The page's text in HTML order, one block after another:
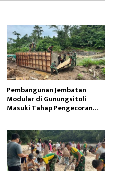
Pembangunan Jembatan
Modular di Gunungsitoli
Masuki Tahap Pengecoran